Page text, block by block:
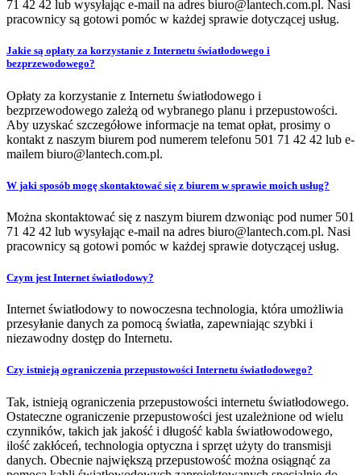
71 42 42 lub wysyłając e-mail na adres biuro@lantech.com.pl. Nasi
pracownicy są gotowi pomóc w każdej sprawie dotyczącej usług.
Jakie są opłaty za korzystanie z Internetu światłodowego i
bezprzewodowego?
Opłaty za korzystanie z Internetu światłodowego i
bezprzewodowego zależą od wybranego planu i przepustowości.
Aby uzyskać szczegółowe informacje na temat opłat, prosimy o
kontakt z naszym biurem pod numerem telefonu 501 71 42 42 lub e-
mailem biuro@lantech.com.pl.
W jaki sposób mogę skontaktować się z biurem w sprawie moich usług?
Można skontaktować się z naszym biurem dzwoniąc pod numer 501
71 42 42 lub wysyłając e-mail na adres biuro@lantech.com.pl. Nasi
pracownicy są gotowi pomóc w każdej sprawie dotyczącej usług.
Czym jest Internet światłodowy?
Internet światłodowy to nowoczesna technologia, która umożliwia
przesyłanie danych za pomocą światła, zapewniając szybki i
niezawodny dostęp do Internetu.
Czy istnieją ograniczenia przepustowości Internetu światłodowego?
Tak, istnieją ograniczenia przepustowości internetu światłodowego.
Ostateczne ograniczenie przepustowości jest uzależnione od wielu
czynników, takich jak jakość i długość kabla światłowodowego,
ilość zakłóceń, technologia optyczna i sprzęt użyty do transmisji
danych. Obecnie największą przepustowość można osiągnąć za